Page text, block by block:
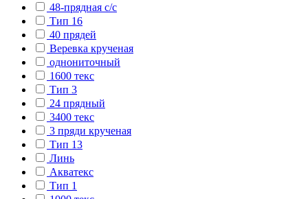
48-прядная с/с
Тип 16
40 прядей
Веревка крученая
однониточный
1600 текс
Тип 3
24 прядный
3400 текс
3 пряди крученая
Тип 13
Линь
Акватекс
Тип 1